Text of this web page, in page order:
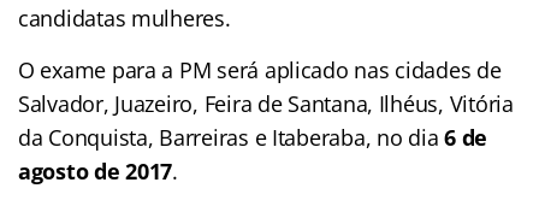
candidatas mulheres.
O exame para a PM será aplicado nas cidades de
Salvador, Juazeiro, Feira de Santana, Ilhéus, Vitória
da Conquista, Barreiras e Itaberaba, no dia6 de
agosto de 2017.